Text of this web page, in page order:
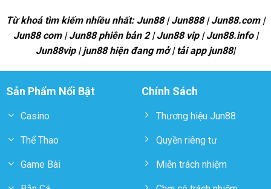
Từ khoá tìm kiếm nhiều nhất: Jun88 | Jun888 | Jun88.com |
Jun88 com | Jun88 phiên bản 2 | Jun88 vip | Jun88.info |
Jun88vip | jun88 hiện đang mở | tải app jun88|
Sản Phẩm Nổi Bật
Casino
Thể Thao
Game Bài
Chính Sách
Thương hiệu Jun88
Quyền riêng tư
Miễn trách nhiệm